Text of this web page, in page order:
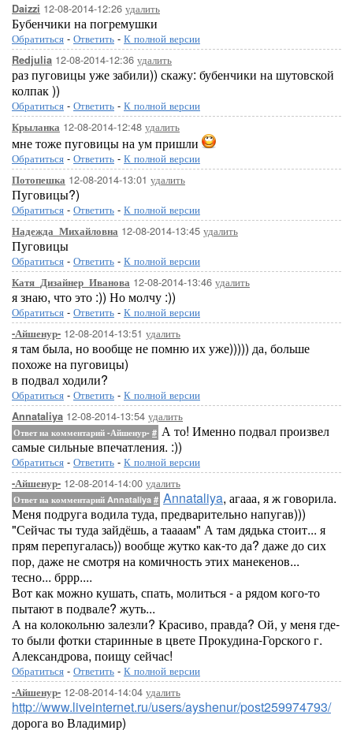
Daizzi 12-08-2014-12:26 удалить
Бубенчики на погремушки
Обратиться - Ответить - К полной версии
Redjulia 12-08-2014-12:36 удалить
раз пуговицы уже забили)) скажу: бубенчики на шутовской
колпак ))
Обратиться - Ответить - К полной версии
Крыланка 12-08-2014-12:48 удалить
мне тоже пуговицы на ум пришли
Обратиться - Ответить - К полной версии
Потопешка 12-08-2014-13:01 удалить
Пуговицы?)
Обратиться - Ответить - К полной версии
Надежда_Михайловна 12-08-2014-13:45 удалить
Пуговицы
Обратиться - Ответить - К полной версии
Катя_Дизайнер_Иванова 12-08-2014-13:46 удалить
я знаю, что это :)) Но молчу :))
Обратиться - Ответить - К полной версии
-Айшенур- 12-08-2014-13:51 удалить
я там была, но вообще не помню их уже))))) да, больше
похоже на пуговицы)
в подвал ходили?
Обратиться - Ответить - К полной версии
Annataliya 12-08-2014-13:54 удалить
Ответ на комментарий -Айшенур- # А то! Именно подвал произвел
самые сильные впечатления. :))
Обратиться - Ответить - К полной версии
-Айшенур- 12-08-2014-14:00 удалить
Ответ на комментарий Annataliya # Annataliya, агааа, я ж говорила.
Меня подруга водила туда, предварительно напугав)))
"Сейчас ты туда зайдёшь, а таааам" А там дядька стоит... я
прям перепугалась)) вообще жутко как-то да? даже до сих
пор, даже не смотря на комичность этих манекенов...
тесно... бррр....
Вот как можно кушать, спать, молиться - а рядом кого-то
пытают в подвале? жуть...
А на колокольню залезли? Красиво, правда? Ой, у меня где-
то были фотки старинные в цвете Прокудина-Горского г.
Александрова, поищу сейчас!
Обратиться - Ответить - К полной версии
-Айшенур- 12-08-2014-14:04 удалить
http://www.liveinternet.ru/users/ayshenur/post259974793/
дорога во Владимир)